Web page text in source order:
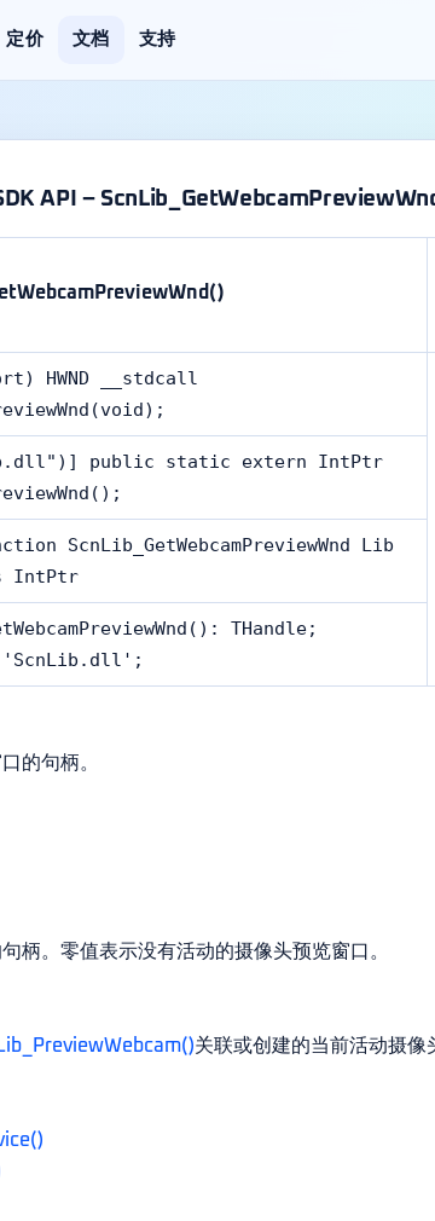
定价 文档 支持
API –
HWND __stdcall
public static extern IntPtr
ScnLib_GetWebcamPreviewWnd Lib
IntPtr
THandle;
的句柄。
柄。零值表示没有活动的摄像头预览窗口。
关联或创建的当前活动摄像